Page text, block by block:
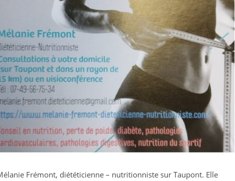
Frémont, diététicienne – nutritionniste sur Taupont. Elle